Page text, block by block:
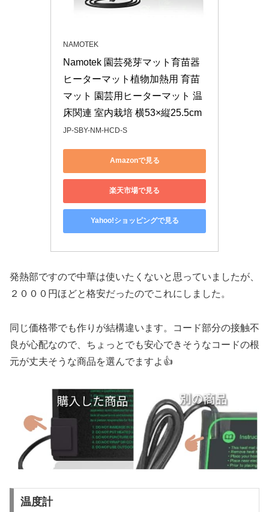
NAMOTEK
Namotek 園芸発芽マット育苗器
ヒーターマット植物加熱用 育苗
マット 園芸用ヒーターマット 温
床関連 室内栽培 横53×縦25.5cm
JP-SBY-NM-HCD-S
Amazonで見る
楽天市場で見る
Yahoo!ショッピングで見る
発熱部ですので中華は使いたくないと思っていましたが、
２０００円ほどと格安だったのでこれにしました。
同じ価格帯でも作りが結構違います。コード部分の接触不
良が心配なので、ちょっとでも安心できそうなコードの根
元が丈夫そうな商品を選んでますよ👍
温度計